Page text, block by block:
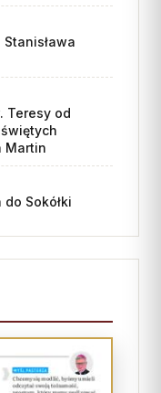
Teresy od
Martin
Sokółki